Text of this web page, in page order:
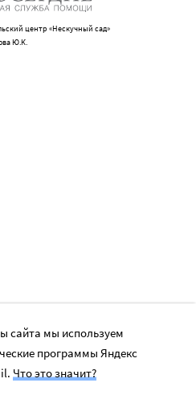
центр «Нескучный сад»
Ю.К.
сайта мы используем
программы Яндекс
Что это значит?